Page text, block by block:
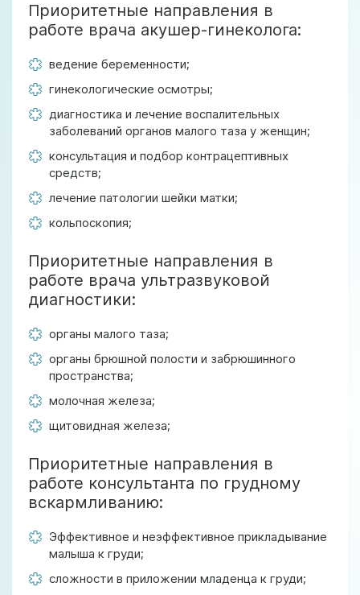
Приоритетные направления в
работе врача акушер-гинеколога:
ведение беременности;
гинекологические осмотры;
диагностика и лечение воспалительных
заболеваний органов малого таза у женщин;
консультация и подбор контрацептивных
средств;
лечение патологии шейки матки;
кольпоскопия;
Приоритетные направления в
работе врача ультразвуковой
диагностики:
органы малого таза;
органы брюшной полости и забрюшинного
пространства;
молочная железа;
щитовидная железа;
Приоритетные направления в
работе консультанта по грудному
вскармливанию:
Эффективное и неэффективное прикладывание
малыша к груди;
сложности в приложении младенца к груди;